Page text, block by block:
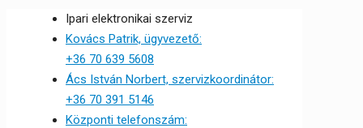
Ipari elektronikai szerviz
Kovács Patrik, ügyvezető:
+36 70 639 5608
Ács István Norbert, szervizkoordinátor:
+36 70 391 5146
Központi telefonszám: